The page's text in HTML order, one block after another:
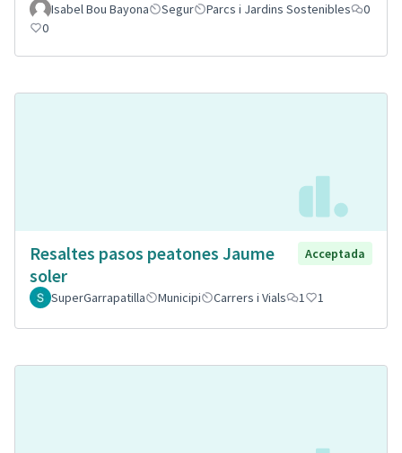
Isabel Bou Bayona Segur Parcs i Jardins Sostenibles
0
0
Resaltes pasos peatones Jaume
soler
Acceptada
SuperGarrapatilla Municipi Carrers i Vials 1 1